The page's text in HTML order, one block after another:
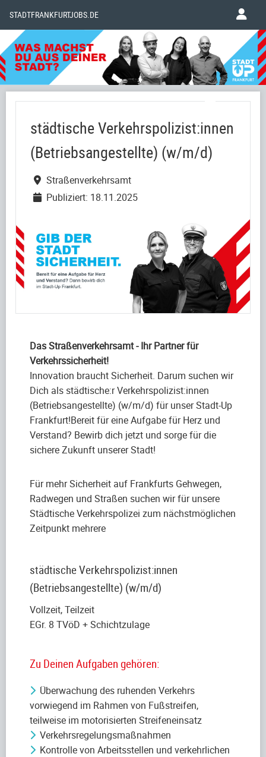
STADTFRANKFURTJOBS.DE
städtische Verkehrspolizist:innen
(Betriebsangestellte) (w/m/d)
Straßenverkehrsamt
Publiziert: 18.11.2025
Das Straßenverkehrsamt - Ihr Partner für
Verkehrssicherheit!
Innovation braucht Sicherheit. Darum suchen wir
Dich als städtische:r Verkehrspolizist:innen
(Betriebsangestellte) (w/m/d) für unser Stadt-Up
Frankfurt!Bereit für eine Aufgabe für Herz und
Verstand? Bewirb dich jetzt und sorge für die
sichere Zukunft unserer Stadt!
Für mehr Sicherheit auf Frankfurts Gehwegen,
Radwegen und Straßen suchen wir für unsere
Städtische Verkehrspolizei zum nächstmöglichen
Zeitpunkt mehrere
städtische Verkehrspolizist:innen
(Betriebsangestellte) (w/m/d)
Vollzeit, Teilzeit
EGr. 8 TVöD + Schichtzulage
Zu Deinen Aufgaben gehören:
Überwachung des ruhenden Verkehrs
vorwiegend im Rahmen von Fußstreifen,
teilweise im motorisierten Streifeneinsatz
Verkehrsregelungsmaßnahmen
Kontrolle von Arbeitsstellen und verkehrlichen